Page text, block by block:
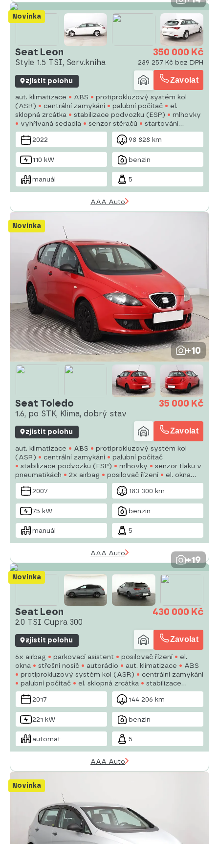
Novinka
Seat Leon
Style 1.5 TSI, Serv.kniha
350 000 Kč
289 257 Kč bez DPH
zjistit polohu Zavolat
aut. klimatizace ABS
protiprokluzový systém kol
(ASR)
centrální zamykání palubní počítač
el.
sklopná zrcátka
stabilizace podvozku (ESP)
mlhovky
vyhřívaná sedadla
senzor stěračů
startování
tlačítkem
senzor tlaku v pneumatikách
6x airbag
vyhřívaný volant
hlídání jízdního pruhu
2022 98 828 km
110 kW benzin
manuál 5
AAA Auto
Novinka
+10
Seat Toledo
1.6, po STK, Klima, dobrý stav
35 000 Kč
zjistit polohu Zavolat
aut. klimatizace ABS
protiprokluzový systém kol
(ASR)
centrální zamykání
palubní počítač
stabilizace podvozku (ESP)
mlhovky
senzor tlaku v
pneumatikách
2x airbag posilovač řízení
el. okna
autorádio
manuální převodovka
2007
183 300 km
75 kW benzin
manuál 5
AAA Auto
Novinka
+19
Seat Leon
2.0 TSI Cupra 300
430 000 Kč
zjistit polohu Zavolat
6x airbag parkovací asistent posilovač řízení
el.
okna
střešní nosič autorádio aut. klimatizace
ABS
protiprokluzový systém kol (ASR)
centrální zamykání
palubní počítač
el. sklopná zrcátka
stabilizace
podvozku (ESP)
mlhovky
vyhřívaná sedadla
2017
144 206 km
221 kW benzin
automat 5
AAA Auto
Novinka